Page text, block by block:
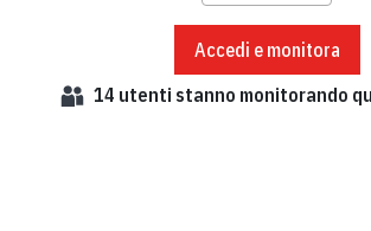
Accedi e monitora
14 utenti stanno monitorando